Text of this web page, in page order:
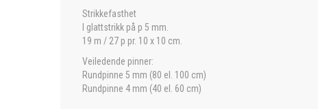
Strikkefasthet
I glattstrikk på p 5 mm.
19 m / 27 p pr. 10 x 10 cm.
Veiledende pinner:
Rundpinne 5 mm (80 el. 100 cm)
Rundpinne 4 mm (40 el. 60 cm)